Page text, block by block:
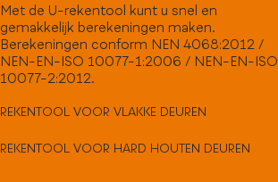
Met de U-rekentool kunt u snel en
gemakkelijk berekeningen maken.
Berekeningen conform NEN 4068:2012 /
NEN-EN-ISO 10077-1:2006 / NEN-EN-ISO
10077-2:2012.
REKENTOOL VOOR VLAKKE DEUREN
REKENTOOL VOOR HARD HOUTEN DEUREN